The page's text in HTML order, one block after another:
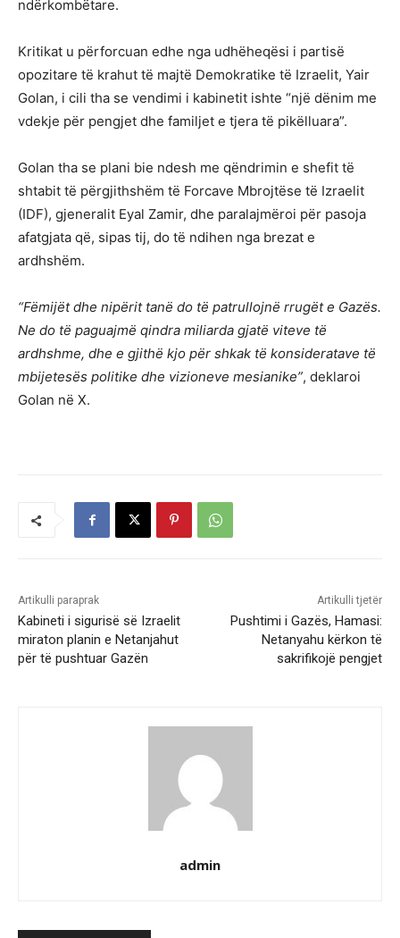
ndërkombëtare.
Kritikat u përforcuan edhe nga udhëheqësi i partisë
opozitare të krahut të majtë Demokratike të Izraelit, Yair
Golan, i cili tha se vendimi i kabinetit ishte “një dënim me
vdekje për pengjet dhe familjet e tjera të pikëlluara”.
Golan tha se plani bie ndesh me qëndrimin e shefit të
shtabit të përgjithshëm të Forcave Mbrojtëse të Izraelit
(IDF), gjeneralit Eyal Zamir, dhe paralajmëroi për pasoja
afatgjata që, sipas tij, do të ndihen nga brezat e
ardhshëm.
“Fëmijët dhe nipërit tanë do të patrullojnë rrugët e Gazës.
Ne do të paguajmë qindra miliarda gjatë viteve të
ardhshme, dhe e gjithë kjo për shkak të konsideratave të
mbijetesës politike dhe vizioneve mesianike”, deklaroi
Golan në X.
Artikulli paraprak
Kabineti i sigurisë së Izraelit
miraton planin e Netanjahut
për të pushtuar Gazën
Artikulli tjetër
Pushtimi i Gazës, Hamasi:
Netanyahu kërkon të
sakrifikojë pengjet
admin